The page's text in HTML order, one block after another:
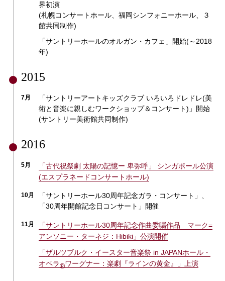
界初演
(札幌コンサートホール、福岡シンフォニーホール、３
館共同制作)
「サントリーホールのオルガン・カフェ」開始(～2018
年)
2015
7月
「サントリーアートキッズクラブ いろいろドレドレ(美
術と音楽に親しむワークショップ＆コンサート)」開始
(サントリー美術館共同制作)
2016
5月
「古代祝祭劇 太陽の記憶ー 卑弥呼」 シンガポール公演
(エスプラネードコンサートホール)
10月
「サントリーホール30周年記念ガラ・コンサート」、
「30周年開館記念日コンサート」開催
11月
「サントリーホール30周年記念作曲委嘱作品 マーク=
アンソニー・ターネジ：Hibiki」公演開催
「ザルツブルク・イースター音楽祭 in JAPANホール・
オペラ®ワーグナー：楽劇『ラインの黄金』」上演